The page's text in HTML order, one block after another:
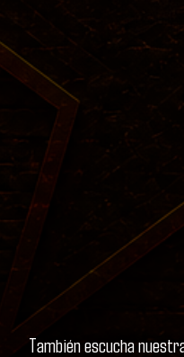
También escucha